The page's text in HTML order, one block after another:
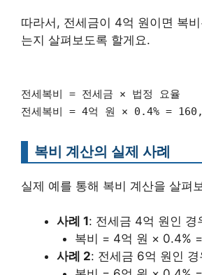
따라서, 전세금이 4억 원이면 복
는지 살펴보도록 할게요.
전세복비 = 전세금 × 법정 요율
전세복비 = 4억 원 × 0.4% =
복비 계산의 실제 사례
실제 예를 통해 복비 계산을 살펴
사례 1: 전세금 4억 원인 경
복비 = 4억 원 × 0.4%
사례 2: 전세금 6억 원인 경